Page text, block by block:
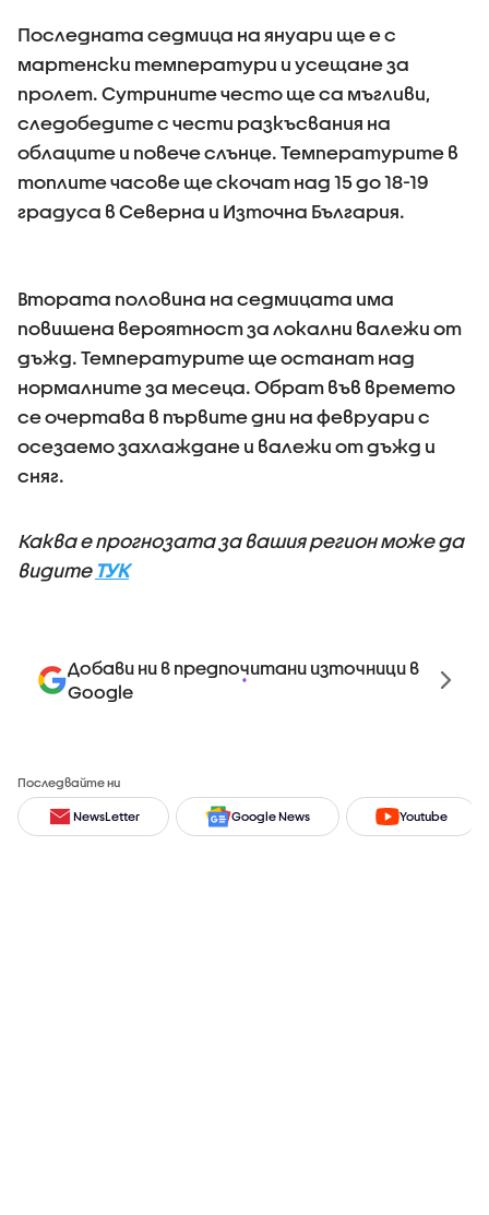
Последната седмица на януари ще е с
мартенски температури и усещане за
пролет. Сутрините често ще са мъгливи,
следобедите с чести разкъсвания на
облаците и повече слънце. Температурите в
топлите часове ще скочат над 15 до 18-19
градуса в Северна и Източна България.
Втората половина на седмицата има
повишена вероятност за локални валежи от
дъжд. Температурите ще останат над
нормалните за месеца. Обрат във времето
се очертава в първите дни на февруари с
осезаемо захлаждане и валежи от дъжд и
сняг.
Каква е прогнозата за вашия регион може да
видите ТУК
Добави ни в предпочитани източници в
Google
Последвайте ни
NewsLetter Google News Youtube